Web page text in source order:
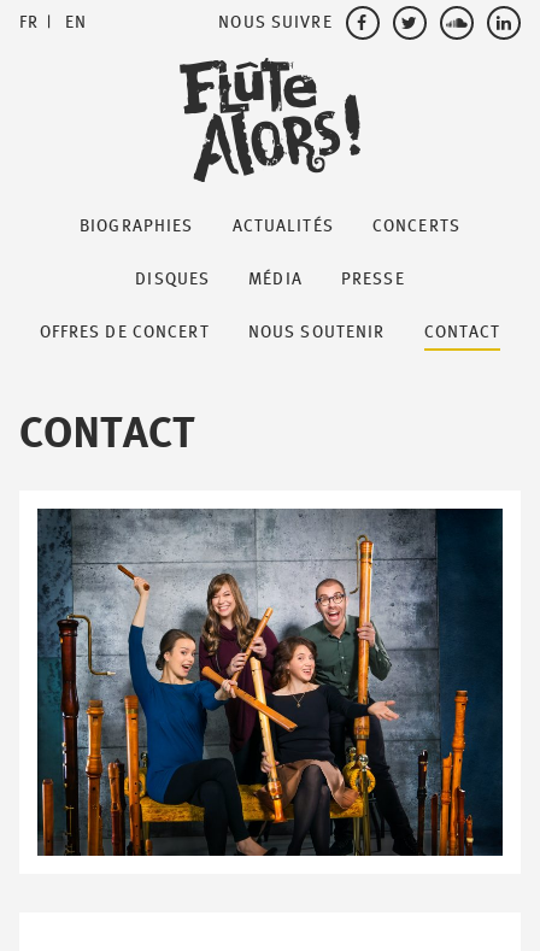
FR EN NOUS SUIVRE
BIOGRAPHIES ACTUALITÉS CONCERTS
DISQUES MÉDIA PRESSE
OFFRES DE CONCERT NOUS SOUTENIR CONTACT
CONTACT